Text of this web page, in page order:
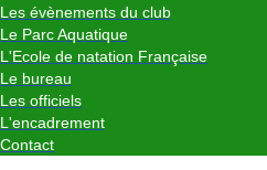
Les évènements du club
Le Parc Aquatique
L'Ecole de natation Française
Le bureau
Les officiels
L'encadrement
Contact